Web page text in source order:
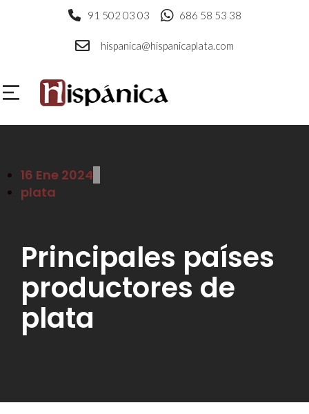
91 502 03 03 686 58 53 38
hispanica@hispanicaplata.com
16 Ene 2024
plata
Principales países
productores de
plata